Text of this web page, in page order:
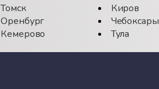
Томск
Оренбург
Кемерово
Киров
Чебоксары
Тула